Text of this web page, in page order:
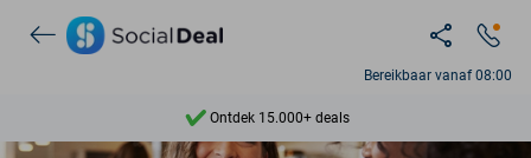
Bereikbaar vanaf 08:00
Ontdek 15.000+ deals